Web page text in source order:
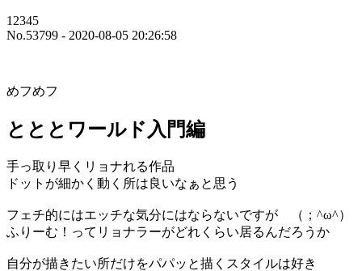
12345
No.53799 - 2020-08-05 20:26:58
めフめフ
とととワールド入門編
手っ取り早くリョナれる作品
ドットが細かく動く所は良いなぁと思う
フェチ的にはエッチな気分にはならないですが （；^ω^）
ふりーむ！ってリョナラーがどれくらい居るんだろうか
自分が描きたい所だけをパパッと描くスタイルは好き